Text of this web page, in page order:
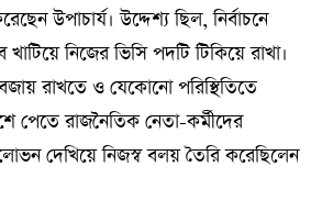
উপাচার্য। উদ্দেশ্য ছিল, নির্বাচনে
নিজের ভিসি পদটি টিকিয়ে রাখা।
রাখতে ও যেকোনো পরিস্থিতিতে
পেতে রাজনৈতিক নেতা-কর্মীদের
দেখিয়ে নিজস্ব বলয় তৈরি করেছিলেন